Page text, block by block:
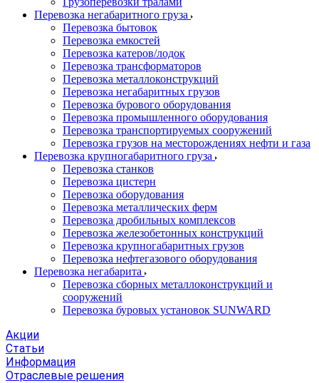
Перевозка негабаритного груза
Перевозка бытовок
Перевозка емкостей
Перевозка катеров/лодок
Перевозка трансформаторов
Перевозка металлоконструкций
Перевозка негабаритных грузов
Перевозка бурового оборудования
Перевозка промышленного оборудования
Перевозка транспортируемых сооружений
Перевозка грузов на месторождениях нефти и газа
Перевозка крупногабаритного груза
Перевозка станков
Перевозка цистерн
Перевозка оборудования
Перевозка металлических ферм
Перевозка дробильных комплексов
Перевозка железобетонных конструкций
Перевозка крупногабаритных грузов
Перевозка нефтегазового оборудования
Перевозка негабарита
Перевозка сборных металлоконструкций и
сооружений
Перевозка буровых установок SUNWARD
Акции
Статьи
Информация
Отраслевые решения